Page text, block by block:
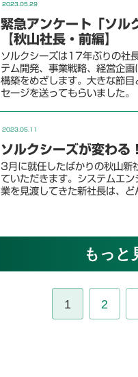
2023.05.29
緊急アンケート「ソル
【秋山社長・前編】
ソルクシーズは17年ぶりの社
テム開発、事業戦略、経営企
構築をめざします。大きな節
セージを送ってもらいました。
2023.05.11
ソルクシーズが変わる
3月に就任したばかりの秋山新
ていただきます。システムエ
業を見渡してきた新社長は、ど
もっと
1 2